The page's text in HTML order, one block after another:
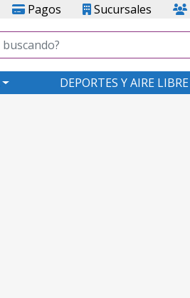
Pagos Sucursales
DEPORTES Y AIRE LIBRE